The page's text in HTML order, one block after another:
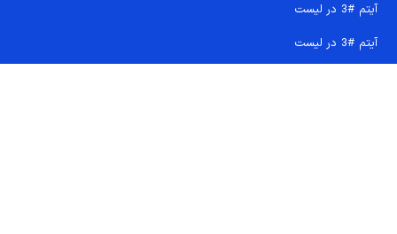
آیتم #3 در لیست
آیتم #3 در لیست